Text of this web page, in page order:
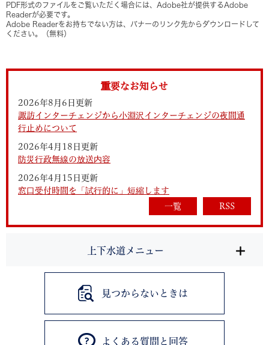
PDF形式のファイルをご覧いただく場合には、Adobe社が提供するAdobe
Readerが必要です。
Adobe Readerをお持ちでない方は、バナーのリンク先からダウンロードして
ください。（無料）
重要なお知らせ
2026年8月6日更新
諏訪インターチェンジから小淵沢インターチェンジの夜間通
行止めについて
2026年4月18日更新
防災行政無線の放送内容
2026年4月15日更新
窓口受付時間を「試行的に」短縮します
一覧
RSS
上下水道メニュー
見つからないときは
よくある質問と回答